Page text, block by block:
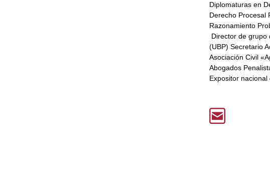
Diplomaturas en
Derecho Procesal
Razonamiento
Director de grupo
(UBP) Secretario
Asociación Civil
Abogados
Expositor